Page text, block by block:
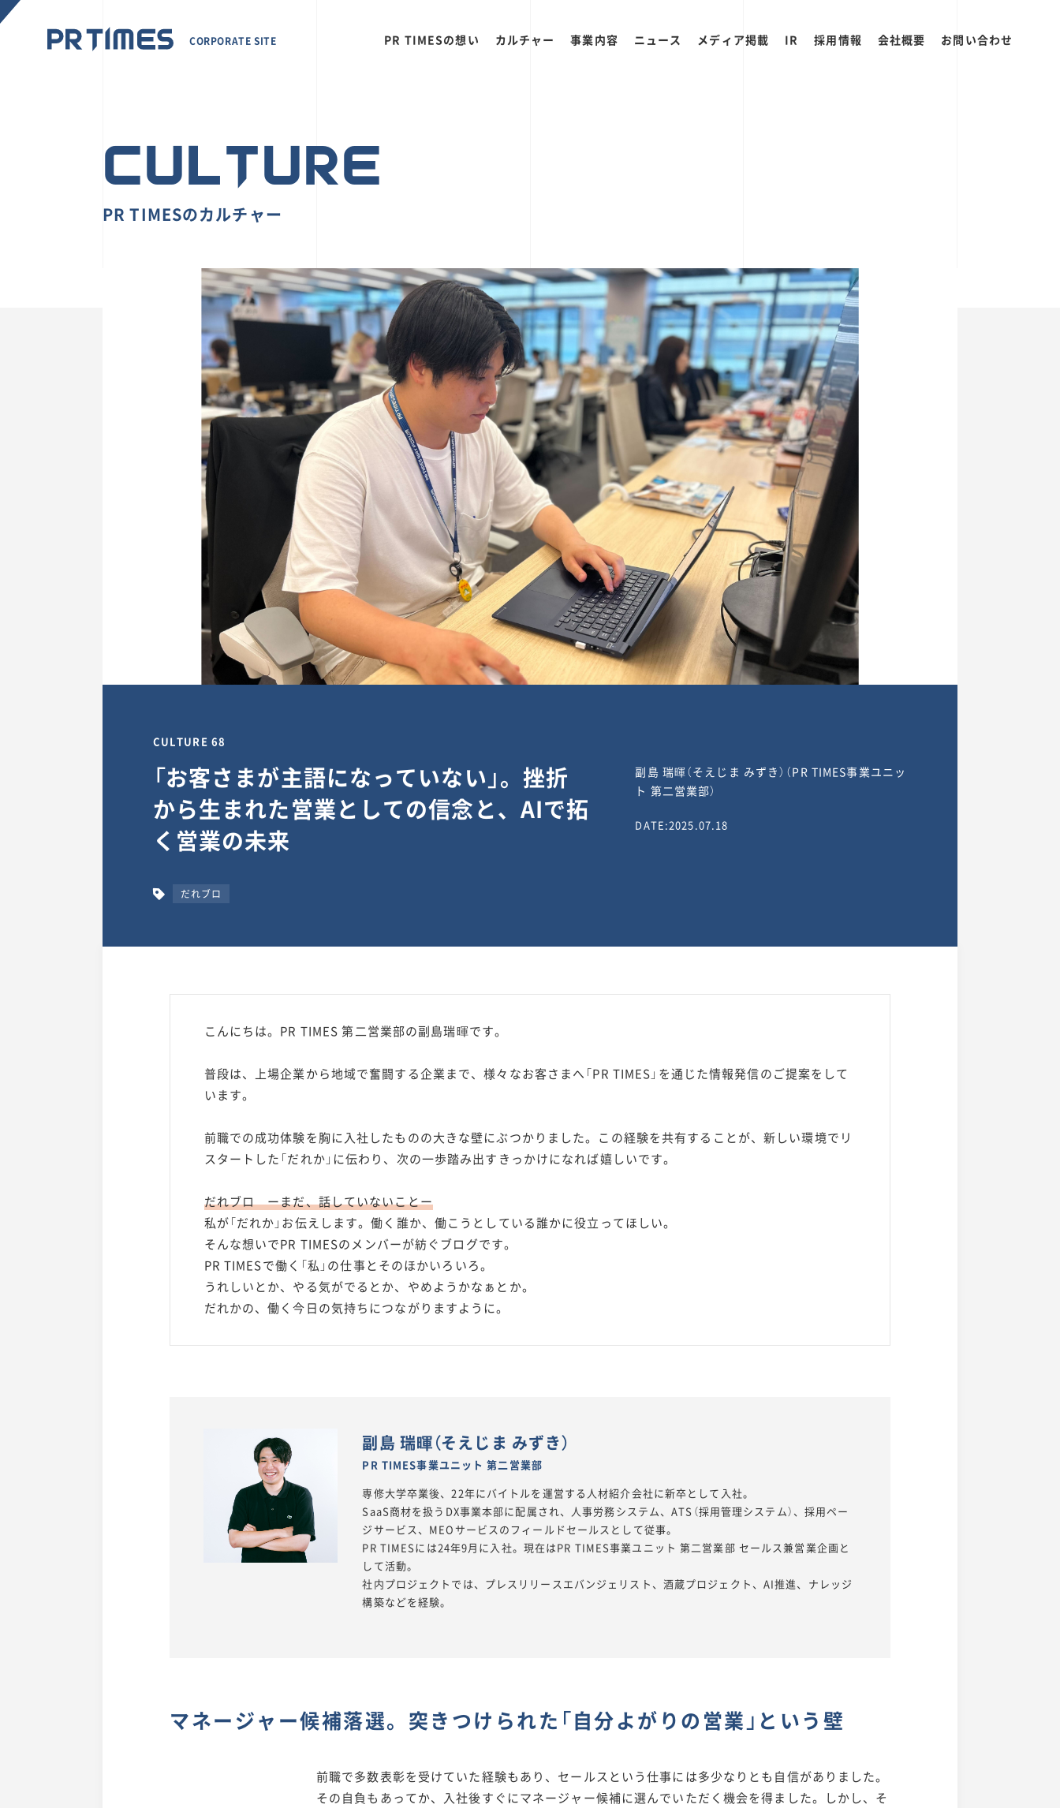
CORPORATE SITE PR TIMESの想い カルチャー 事業内容 ニュース メディア掲載 IR 採用情報 会社概要 お問い合わせ
CULTURE
PR TIMESのカルチャー
CULTURE 68
「お客さまが主語になっていない」。挫折
から生まれた営業としての信念と、AIで拓
く営業の未来
副島 瑞暉（そえじま みずき）（PR TIMES事業ユニッ
ト 第二営業部）
DATE:2025.07.18
だれブロ
こんにちは。PR TIMES 第二営業部の副島瑞暉です。
普段は、上場企業から地域で奮闘する企業まで、様々なお客さまへ「PR TIMES」を通じた情報発信のご提案をして
います。
前職での成功体験を胸に入社したものの大きな壁にぶつかりました。この経験を共有することが、新しい環境でリ
スタートした「だれか」に伝わり、次の一歩踏み出すきっかけになれば嬉しいです。
だれブロ ーまだ、話していないことー
私が「だれか」お伝えします。働く誰か、働こうとしている誰かに役立ってほしい。
そんな想いでPR TIMESのメンバーが紡ぐブログです。
PR TIMESで働く「私」の仕事とそのほかいろいろ。
うれしいとか、やる気がでるとか、やめようかなぁとか。
だれかの、働く今日の気持ちにつながりますように。
副島 瑞暉（そえじま みずき）
PR TIMES事業ユニット 第二営業部
専修大学卒業後、22年にバイトルを運営する人材紹介会社に新卒として入社。
SaaS商材を扱うDX事業本部に配属され、人事労務システム、ATS（採用管理システム）、採用ペー
ジサービス、MEOサービスのフィールドセールスとして従事。
PR TIMESには24年9月に入社。現在はPR TIMES事業ユニット 第二営業部 セールス兼営業企画と
して活動。
社内プロジェクトでは、プレスリリースエバンジェリスト、酒蔵プロジェクト、AI推進、ナレッジ
構築などを経験。
マネージャー候補落選。突きつけられた「自分よがりの営業」という壁
前職で多数表彰を受けていた経験もあり、セールスという仕事には多少なりとも自信がありました。
その自負もあってか、入社後すぐにマネージャー候補に選んでいただく機会を得ました。しかし、そ